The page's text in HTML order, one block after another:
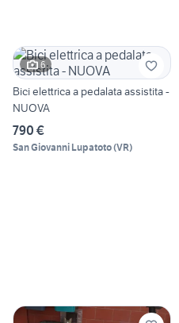
6
Bici elettrica a pedalata assistita -
NUOVA
790 €
San Giovanni Lupatoto(VR)